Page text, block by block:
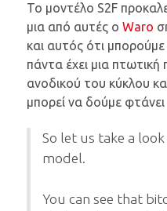
Το μοντέλο S2F
μια από αυτές ο Waro
και αυτός ότι
πάντα έχει μια
ανοδικού του κύκλου
μπορεί να δούμε
So let us take a
model.
You can see that